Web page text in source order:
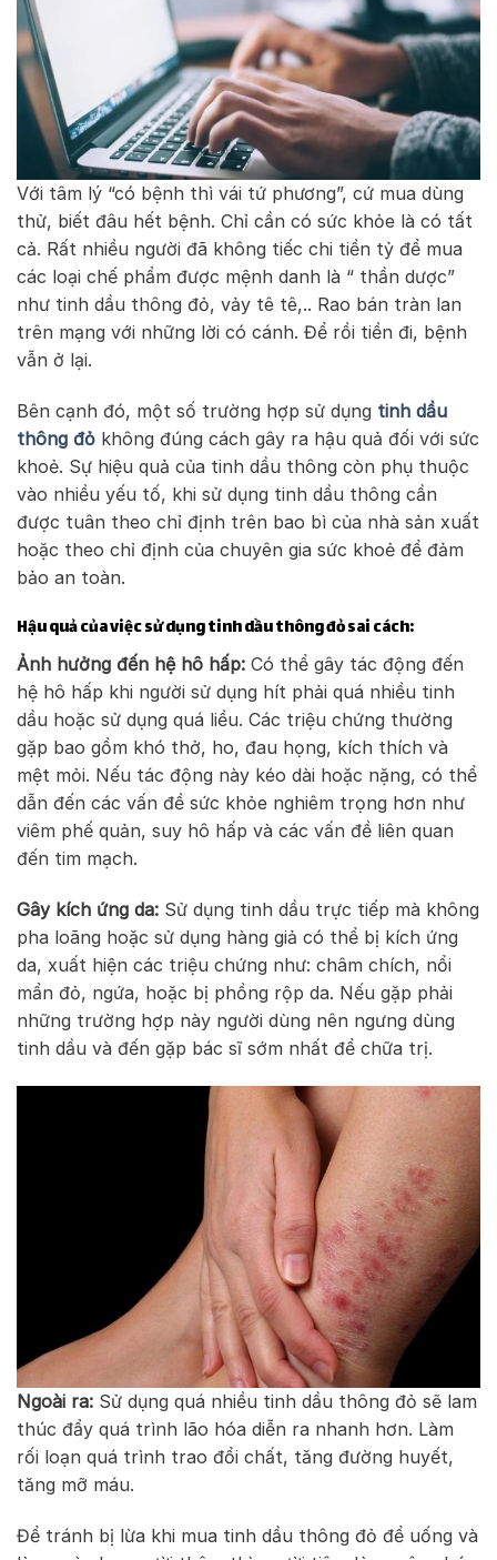
Với tâm lý “có bệnh thì vái tứ phương”, cứ mua dùng
thử, biết đâu hết bệnh. Chỉ cần có sức khỏe là có tất
cả. Rất nhiều người đã không tiếc chi tiền tỷ để mua
các loại chế phẩm được mệnh danh là “ thần dược”
như tinh dầu thông đỏ, vảy tê tê,.. Rao bán tràn lan
trên mạng với những lời có cánh. Để rồi tiền đi, bệnh
vẫn ở lại.
Bên cạnh đó, một số trường hợp sử dụng tinh dầu
thông đỏ không đúng cách gây ra hậu quả đối với sức
khoẻ. Sự hiệu quả của tinh dầu thông còn phụ thuộc
vào nhiều yếu tố, khi sử dụng tinh dầu thông cần
được tuân theo chỉ định trên bao bì của nhà sản xuất
hoặc theo chỉ định của chuyên gia sức khoẻ để đảm
bảo an toàn.
Hậu quả của việc sử dụng tinh dầu thông đỏ sai cách:
Ảnh hưởng đến hệ hô hấp: Có thể gây tác động đến
hệ hô hấp khi người sử dụng hít phải quá nhiều tinh
dầu hoặc sử dụng quá liều. Các triệu chứng thường
gặp bao gồm khó thở, ho, đau họng, kích thích và
mệt mỏi. Nếu tác động này kéo dài hoặc nặng, có thể
dẫn đến các vấn đề sức khỏe nghiêm trọng hơn như
viêm phế quản, suy hô hấp và các vấn đề liên quan
đến tim mạch.
Gây kích ứng da: Sử dụng tinh dầu trực tiếp mà không
pha loãng hoặc sử dụng hàng giả có thể bị kích ứng
da, xuất hiện các triệu chứng như: châm chích, nổi
mẩn đỏ, ngứa, hoặc bị phồng rộp da. Nếu gặp phải
những trường hợp này người dùng nên ngưng dùng
tinh dầu và đến gặp bác sĩ sớm nhất để chữa trị.
Ngoài ra: Sử dụng quá nhiều tinh dầu thông đỏ sẽ lam
thúc đẩy quá trình lão hóa diễn ra nhanh hơn. Làm
rối loạn quá trình trao đổi chất, tăng đường huyết,
tăng mỡ máu.
Để tránh bị lừa khi mua tinh dầu thông đỏ để uống và